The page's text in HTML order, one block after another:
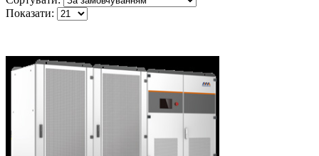
Показати: